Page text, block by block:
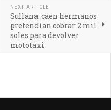
NEXT ARTICLE
Sullana: caen hermanos
pretendían cobrar 2 mil
soles para devolver
mototaxi